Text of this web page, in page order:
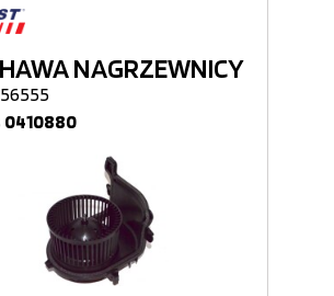
NAGRZEWNICY
0410880